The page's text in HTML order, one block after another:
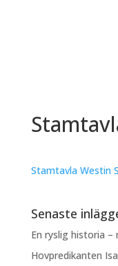
Stamtavla Westin
Senaste
En ryslig historia
Hovpredikanten